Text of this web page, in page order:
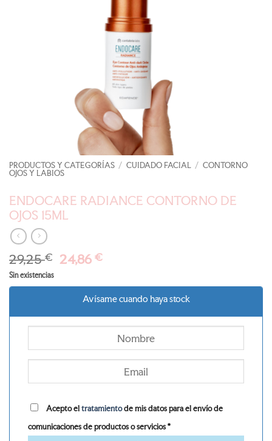
PRODUCTOS Y CATEGORÍAS / CUIDADO FACIAL / CONTORNO
OJOS Y LABIOS
ENDOCARE RADIANCE CONTORNO DE
OJOS 15ML
29,25€ El
original
29,25 €.
24,86€El
actual
es:
24,86 €.
Sin existencias
Avísame cuando haya stock
Acepto eltratamientode mis datos para el envío de
comunicaciones de productos o servicios *